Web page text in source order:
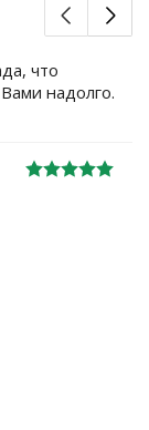
что
надолго.